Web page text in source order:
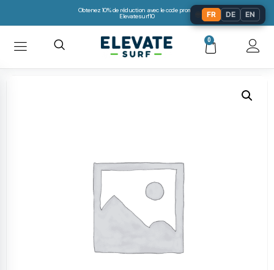
Obtenez 10% de réduction avec le code promo:
Elevatesurf10
0
FR DE EN